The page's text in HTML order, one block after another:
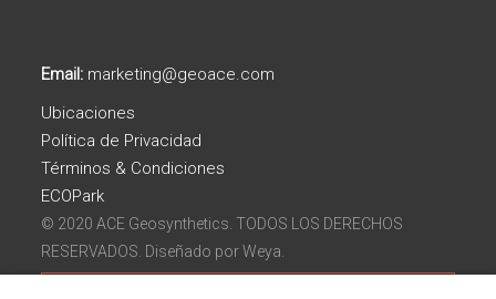
Email: marketing@geoace.com
Ubicaciones
Política de Privacidad
Términos & Condiciones
ECOPark
© 2020 ACE Geosynthetics. TODOS LOS DERECHOS
RESERVADOS. Diseñado porWeya.